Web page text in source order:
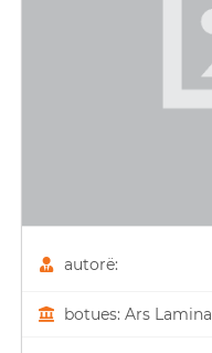
autorë:
botues: Ars Lamina